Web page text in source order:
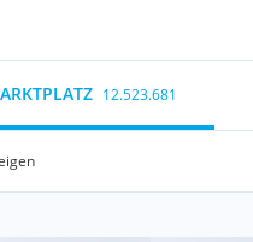
12.523.681